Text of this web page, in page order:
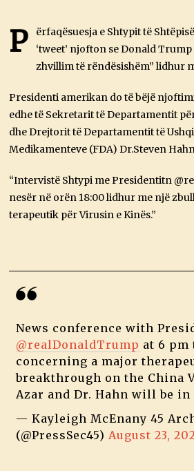
S
H
T
,
2
2
0
P
ërfaqësuesja e Shtypit të
‘tweet’ njofton se Donald
zhvillim të rëndësishëm” lidhur
Presidenti amerikan do të bëjë
edhe të Sekretarit të Departamentit
dhe Drejtorit të Departamentit të
Medikamenteve (FDA) Dr.Steven
“Intervistë Shtypi me Presidentitn
nesër në orën 18:00 lidhur me një
terapeutik për Virusin e Kinës.”
News conference with
@realDonaldTrump at 6
concerning a major
breakthrough on the China
Azar and Dr. Hahn will be in
— Kayleigh McEnany 45
(@PressSec45) August 23,